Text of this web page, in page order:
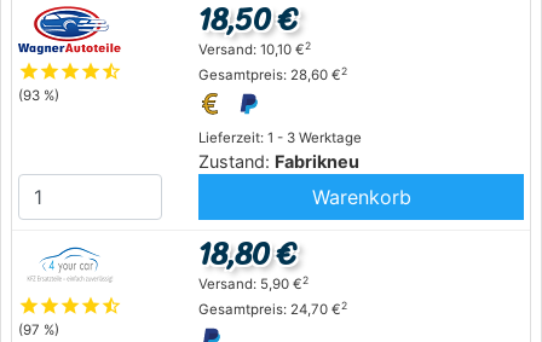
starstarstarstarstar_half
(93 %)
Lieferzeit: 1 - 3 Werktage
Zustand: Fabrikneu
18,50 €
Versand: 10,10 €2
Gesamtpreis: 28,60 €2
Warenkorb
starstarstarstarstar_half
(97 %)
18,80 €
Versand: 5,90 €2
Gesamtpreis: 24,70 €2